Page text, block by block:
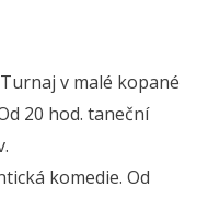
v malé kopané
20 hod. taneční
komedie. Od